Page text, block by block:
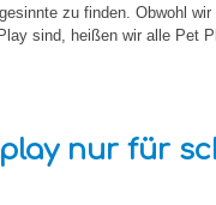
zu finden. Obwohl
sind, heißen wir alle Pet
nur für